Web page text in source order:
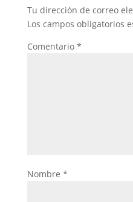
Tu dirección de correo
Los campos obligatorios
Comentario *
Nombre *